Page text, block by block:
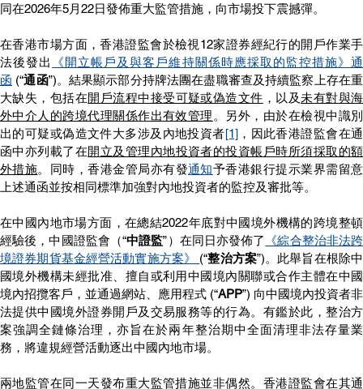
同在2026年5月22日發佈重大監管措施，向市場投下震撼彈。
在香港市場方面，香港證監會於檢視12家證券經紀行的開戶作業手
法後發出
《開立帳戶及與客戶維持關係時應採取的監控措施》通
函 (“通函”)。結果顯示部分持牌法團在盡職審查及持續監察上存在重
大缺失，包括在開戶流程中接受可疑或偽造文件 ，以及未有對與海
外中介人的跨境代理關係作出有效管理 。另外，由於在檢視中識別
出的可疑或偽造文件大多涉及內地投資者[1]，因此香港證監會在通
函中亦列載了在開立及管理內地投資者的投資帳戶時所須採取的額
外措施。同時，香港金管局亦有發通知予香港銀行提示業界需留意
上述通函並按相同標準加強對內地投資者的監控及審批等。
在中國內地市場方面，在總結2022年底對中國境外機構的跨境整頓
經驗後，中國證監會（“中證監”）在同日亦發佈了 《綜合整治非法跨
境證券期貨基金經營活動實施方案》 (“整治方案”)。此舉旨在根除中
國境外機構未經批准、擅自或利用中國境內關聯或合作主體在中國
境內招攬客戶，並通過網站、應用程式 (“APP”) 向中國境內投資者非
法提供中國境外證券開戶及交易服務等的行為。有鑑於此，整治方
案強調全鏈條治理，亦旨在於兩年整治期中全面清理非法存量業
務，將違規經營活動逐出中國內地市場。
兩地監管在同一天發布重大監管措施並非偶然。香港證監會在其通